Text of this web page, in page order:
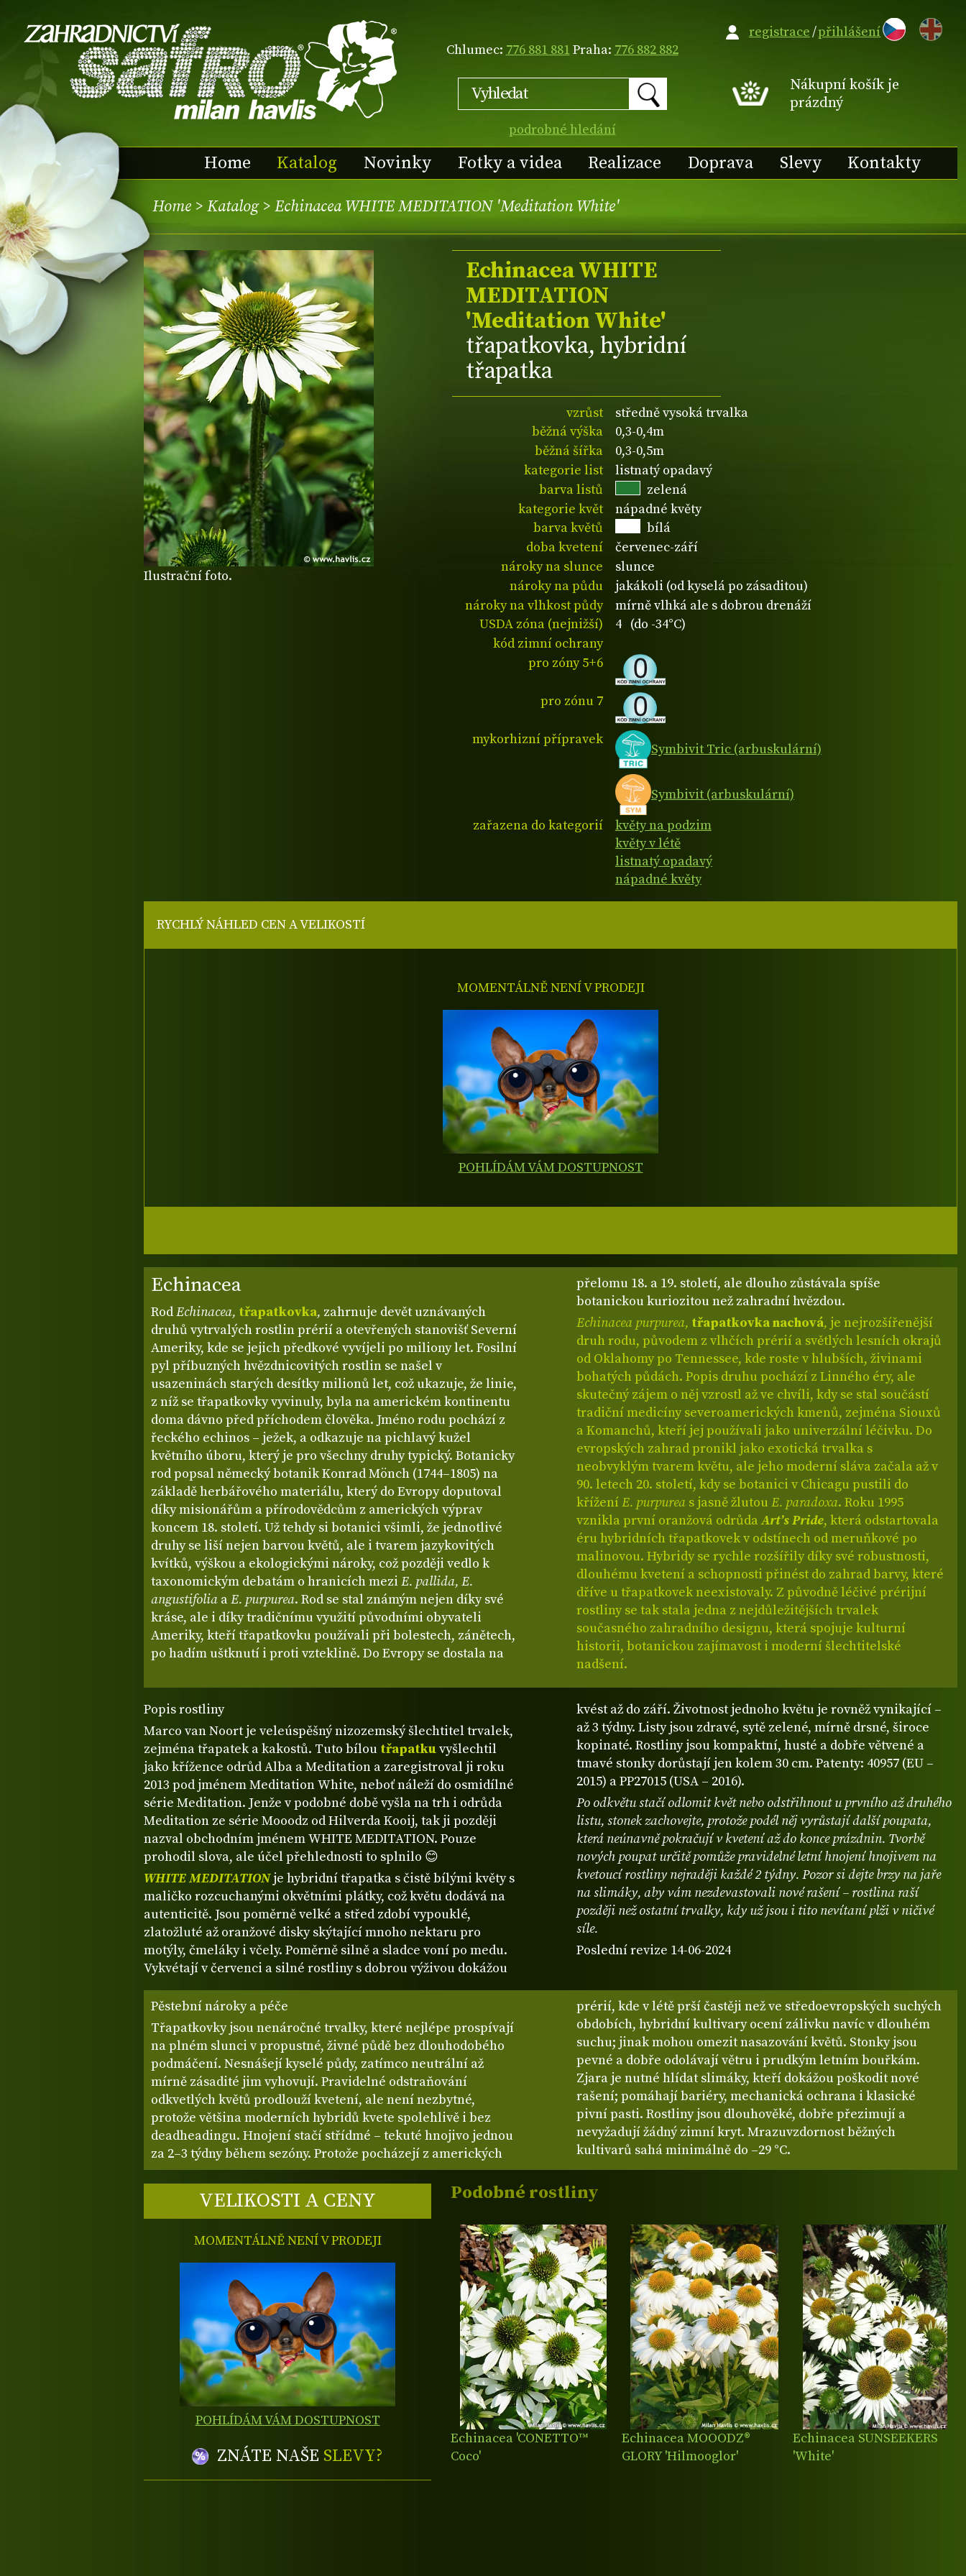
Chlumec: 776 881 881Praha: 776 882 882
podrobné hledání
EN
Nákupní košík je
prázdný
Home Katalog Novinky Fotky a videa Realizace Doprava Slevy Kontakty
registrace/přihlášení
Home > Katalog> Echinacea WHITE MEDITATION 'Meditation White'
Ilustrační foto.
Echinacea WHITE
MEDITATION
'Meditation White'
třapatkovka, hybridní
třapatka
vzrůst
středně vysoká trvalka
běžná výška
0,3-0,4m
běžná šířka
0,3-0,5m
kategorie list
listnatý opadavý
barva listů
zelená
kategorie květ
nápadné květy
barva květů
bílá
doba kvetení
červenec-září
nároky na slunce
slunce
nároky na půdu
jakákoli (od kyselá po zásaditou)
nároky na vlhkost půdy
mírně vlhká ale s dobrou drenáží
USDA zóna (nejnižší)
4 (do -34°C)
kód zimní ochrany
pro zóny 5+6
pro zónu 7
mykorhizní přípravek
Symbivit Tric (arbuskulární)
Symbivit (arbuskulární)
zařazena do kategorií
květy na podzim
květy v létě
listnatý opadavý
nápadné květy
Echinacea
RodEchinacea, třapatkovka, zahrnuje devět uznávaných
druhů vytrvalých rostlin prérií a otevřených stanovišť Severní
Ameriky, kde se jejich předkové vyvíjeli po miliony let. Fosilní
pyl příbuzných hvězdnicovitých rostlin se našel v
usazeninách starých desítky milionů let, což ukazuje, že linie,
z níž se třapatkovky vyvinuly, byla na americkém kontinentu
doma dávno před příchodem člověka. Jméno rodu pochází z
řeckého echinos – ježek, a odkazuje na pichlavý kužel
květního úboru, který je pro všechny druhy typický. Botanicky
rod popsal německý botanik Konrad Mönch (1744–1805) na
základě herbářového materiálu, který do Evropy doputoval
díky misionářům a přírodovědcům z amerických výprav
koncem 18. století. Už tehdy si botanici všimli, že jednotlivé
druhy se liší nejen barvou květů, ale i tvarem jazykovitých
kvítků, výškou a ekologickými nároky, což později vedlo k
taxonomickým debatám o hranicích mezi E. pallida, E.
angustifolia aE. purpurea. Rod se stal známým nejen díky své
kráse, ale i díky tradičnímu využití původními obyvateli
Ameriky, kteří třapatkovku používali při bolestech, zánětech,
po hadím uštknutí i proti vzteklině. Do Evropy se dostala na
přelomu 18. a 19. století, ale dlouho zůstávala spíše
botanickou kuriozitou než zahradní hvězdou.
Echinacea purpurea, třapatkovka nachová, je nejrozšířenější
druh rodu, původem z vlhčích prérií a světlých lesních okrajů
od Oklahomy po Tennessee, kde roste v hlubších, živinami
bohatých půdách. Popis druhu pochází z Linného éry, ale
skutečný zájem o něj vzrostl až ve chvíli, kdy se stal součástí
tradiční medicíny severoamerických kmenů, zejména Siouxů
a Komanchů, kteří jej používali jako univerzální léčivku. Do
evropských zahrad pronikl jako exotická trvalka s
neobvyklým tvarem květu, ale jeho moderní sláva začala až v
90. letech 20. století, kdy se botanici v Chicagu pustili do
kříženíE. purpurea s jasně žlutouE. paradoxa. Roku 1995
vznikla první oranžová odrůdaArt’s Pride, která odstartovala
éru hybridních třapatkovek v odstínech od meruňkové po
malinovou. Hybridy se rychle rozšířily díky své robustnosti,
dlouhému kvetení a schopnosti přinést do zahrad barvy, které
dříve u třapatkovek neexistovaly. Z původně léčivé prérijní
rostliny se tak stala jedna z nejdůležitějších trvalek
současného zahradního designu, která spojuje kulturní
historii, botanickou zajímavost i moderní šlechtitelské
nadšení.
Popis rostliny
Marco van Noort je veleúspěšný nizozemský šlechtitel trvalek,
zejména třapatek a kakostů. Tuto bílou třapatkuvyšlechtil
jako křížence odrůd Alba a Meditation a zaregistroval ji roku
2013 pod jménem Meditation White, neboť náleží do osmidílné
série Meditation. Jenže v podobné době vyšla na trh i odrůda
Meditation ze série Mooodz od Hilverda Kooij, tak ji později
nazval obchodním jménem WHITE MEDITATION. Pouze
prohodil slova, ale účel přehlednosti to splnilo 😊
WHITE MEDITATIONje hybridní třapatka s čistě bílými květy s
maličko rozcuchanými okvětními plátky, což květu dodává na
autenticitě. Jsou poměrně velké a střed zdobí vypouklé,
zlatožluté až oranžové disky skýtající mnoho nektaru pro
motýly, čmeláky i včely. Poměrně silně a sladce voní po medu.
Vykvétají v červenci a silné rostliny s dobrou výživou dokážou
kvést až do září. Životnost jednoho květu je rovněž vynikající –
až 3 týdny. Listy jsou zdravé, sytě zelené, mírně drsné, široce
kopinaté. Rostliny jsou kompaktní, husté a dobře větvené a
tmavé stonky dorůstají jen kolem 30 cm. Patenty: 40957 (EU –
2015) a PP27015 (USA – 2016).
Po odkvětu stačí odlomit květ nebo odstřihnout u prvního až druhého
listu, stonek zachovejte, protože podél něj vyrůstají další poupata,
která neúnavně pokračují v kvetení až do konce prázdnin. Tvorbě
nových poupat určitě pomůže pravidelné letní hnojení hnojivem na
kvetoucí rostliny nejraději každé 2 týdny. Pozor si dejte brzy na jaře
na slimáky, aby vám nezdevastovali nové rašení – rostlina raší
později než ostatní trvalky, kdy už jsou i tito nevítaní plži v ničivé
síle.
Poslední revize 14-06-2024
Pěstební nároky a péče
Třapatkovky jsou nenáročné trvalky, které nejlépe prospívají
na plném slunci v propustné, živné půdě bez dlouhodobého
podmáčení. Nesnášejí kyselé půdy, zatímco neutrální až
mírně zásadité jim vyhovují. Pravidelné odstraňování
odkvetlých květů prodlouží kvetení, ale není nezbytné,
protože většina moderních hybridů kvete spolehlivě i bez
deadheadingu. Hnojení stačí střídmé – tekuté hnojivo jednou
za 2–3 týdny během sezóny. Protože pocházejí z amerických
prérií, kde v létě prší častěji než ve středoevropských suchých
obdobích, hybridní kultivary ocení zálivku navíc v dlouhém
suchu; jinak mohou omezit nasazování květů. Stonky jsou
pevné a dobře odolávají větru i prudkým letním bouřkám.
Zjara je nutné hlídat slimáky, kteří dokážou poškodit nové
rašení; pomáhají bariéry, mechanická ochrana i klasické
pivní pasti. Rostliny jsou dlouhověké, dobře přezimují a
nevyžadují žádný zimní kryt. Mrazuvzdornost běžných
kultivarů sahá minimálně do –29 °C.
VELIKOSTI A CENY
MOMENTÁLNĚ NENÍ V PRODEJI
POHLÍDÁM VÁM DOSTUPNOST
ZNÁTE NAŠE SLEVY?
RYCHLÝ NÁHLED CEN A VELIKOSTÍ
MOMENTÁLNĚ NENÍ V PRODEJI
POHLÍDÁM VÁM DOSTUPNOST
Podobné rostliny
Echinacea 'CONETTO™
Coco'
Echinacea MOOODZ®
GLORY 'Hilmooglor'
Echinacea SUNSEEKERS
'White'